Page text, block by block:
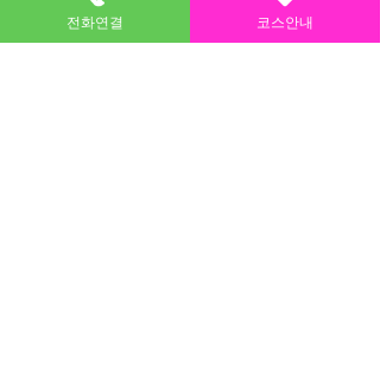
전화연결 코스안내